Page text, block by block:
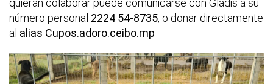
quieran colaborar puede comunicarse con Gladis a su
número personal 2224 54-8735, o donar directamente
al alias Cupos.adoro.ceibo.mp